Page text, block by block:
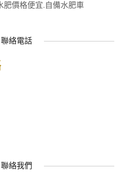
肥價格便宜.自備水肥車
聯絡電話
聯絡我們